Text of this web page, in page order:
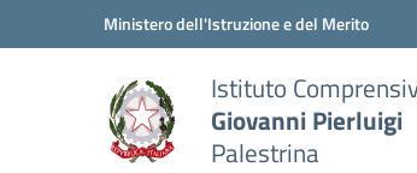
Vai ai contenuti
Vai al menu di navigazioneMinistero dell'Istruzione e del Merito
Istituto
Giovanni Pierluigi
Palestrina